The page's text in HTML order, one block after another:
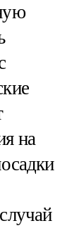
на